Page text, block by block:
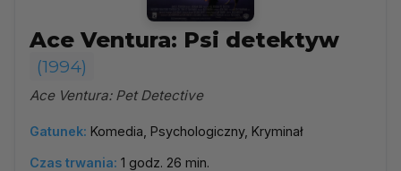
Ace Ventura: Psi detektyw
(1994)
Ace Ventura: Pet Detective
Gatunek: Komedia, Psychologiczny, Kryminał
Czas trwania: 1 godz. 26 min.